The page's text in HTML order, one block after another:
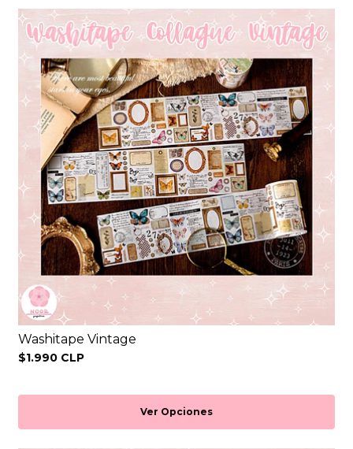
Washitape Vintage
$1.990 CLP
Ver Opciones